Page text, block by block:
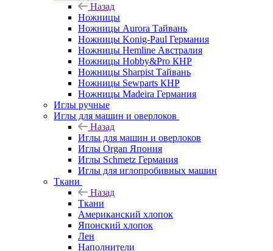
Назад
Ножницы
Ножницы Aurora Тайвань
Ножницы Konig-Paul Германия
Ножницы Hemline Австралия
Ножницы Hobby&Pro КНР
Ножницы Sharpist Тайвань
Ножницы Sewparts КНР
Ножницы Madeira Германия
Иглы ручные
Иглы для машин и оверлоков
Назад
Иглы для машин и оверлоков
Иглы Organ Япония
Иглы Schmetz Германия
Иглы для иглопробивных машин
Ткани
Назад
Ткани
Американский хлопок
Японский хлопок
Лен
Наполнители